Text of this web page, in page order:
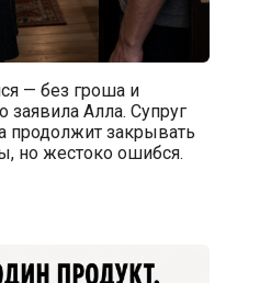
— без гроша и
Алла. Супруг
продолжит закрывать
но жестоко ошибся.